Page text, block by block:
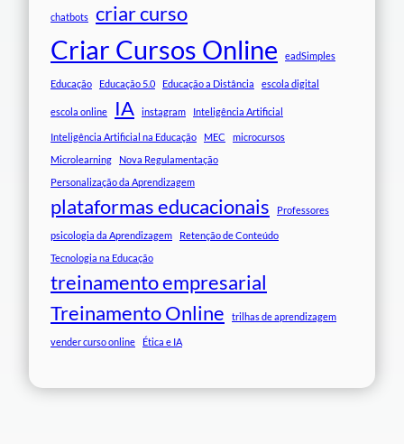
chatbots criar curso
Criar Cursos Online eadSimples
Educação Educação 5.0 Educação a Distância escola digital
escola online IA instagram Inteligência Artificial
Inteligência Artificial na Educação MEC
microcursos
Microlearning
Nova Regulamentação
Personalização da Aprendizagem
plataformas educacionais Professores
psicologia da Aprendizagem
Retenção de Conteúdo
Tecnologia na Educação
treinamento empresarial
Treinamento Online
trilhas de aprendizagem
vender curso online Ética e IA